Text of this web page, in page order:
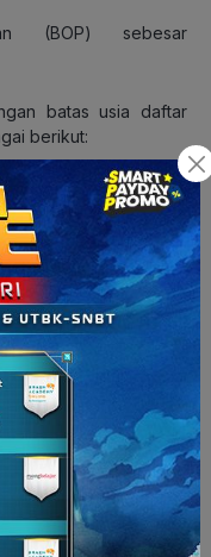
(BOP) sebesar
batas usia daftar
berikut:
di awal kuliah
(BOP) sebesar
jadi dokter spesialis
cita-citanggak
inginnya rebahan saja
lagi sambil